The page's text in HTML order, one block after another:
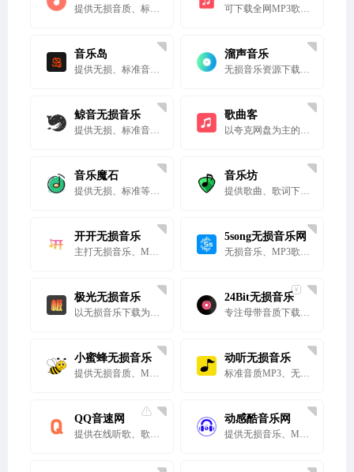
提供无损音质、标准音质的歌曲下载 可下载全网MP3歌曲、无损音乐的网站
音乐岛
提供无损、标准音质歌曲下载的网站
溜声音乐
无损音乐资源下载网站
鲸音无损音乐
提供无损、标准音质以及歌曲伴奏下载的网站
歌曲客
以夸克网盘为主的歌曲下载网站
音乐魔石
提供无损、标准等多种音质和格式下载的歌曲下载网站
音乐坊
提供歌曲、歌词下载的音乐资源网站
开开无损音乐
主打无损音乐、MP3歌曲下载的资源网站
5song无损音乐网
无损音乐、MP3歌曲下载的音乐网站
极光无损音乐
以无损音乐下载为主的歌曲下载网站
24Bit无损音乐
专注母带音质下载的无损音乐网站
小蜜蜂无损音乐
提供无损音质、MP3歌曲下载的网站
动听无损音乐
标准音质MP3、无损音乐免费下载
QQ音速网
提供在线听歌、歌曲下载的资源网站
动感酷音乐网
提供无损音乐、MP3下载的音乐网站